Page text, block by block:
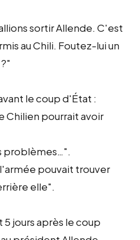
sortir Allende. C'est
au Chili. Foutez-lui un
le coup d'État :
Chilien pourrait avoir
problèmes…".
pouvait trouver
elle".
5 jours après le coup